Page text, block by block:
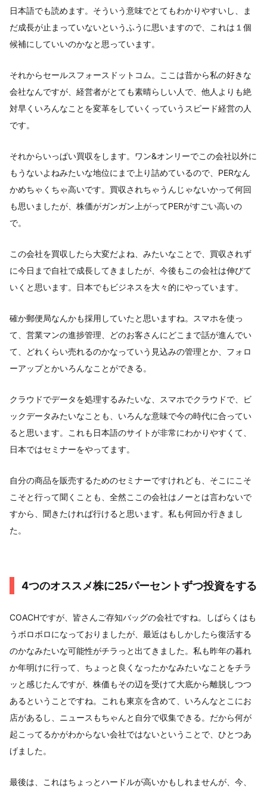
日本語でも読めます。そういう意味でとてもわかりやすいし、ま
だ成長が止まっていないというふうに思いますので、これは１個
候補にしていいのかなと思っています。
それからセールスフォースドットコム。ここは昔から私の好きな
会社なんですが、経営者がとても素晴らしい人で、他人よりも絶
対早くいろんなことを変革をしていくっていうスピード経営の人
です。
それからいっぱい買収をします。ワン&オンリーでこの会社以外に
もうないよねみたいな地位にまで上り詰めているので、PERなん
かめちゃくちゃ高いです。買収されちゃうんじゃないかって何回
も思いましたが、株価がガンガン上がってPERがすごい高いの
で。
この会社を買収したら大変だよね、みたいなことで、買収されず
に今日まで自社で成長してきましたが、今後もこの会社は伸びて
いくと思います。日本でもビジネスを大々的にやっています。
確か郵便局なんかも採用していたと思いますね。スマホを使っ
て、営業マンの進捗管理、どのお客さんにどこまで話が進んでい
て、どれくらい売れるのかなっていう見込みの管理とか、フォロ
ーアップとかいろんなことができる。
クラウドでデータを処理するみたいな、スマホでクラウドで、ビ
ックデータみたいなことも、いろんな意味で今の時代に合ってい
ると思います。これも日本語のサイトが非常にわかりやすくて、
日本ではセミナーをやってます。
自分の商品を販売するためのセミナーですけれども、そこにこそ
こそと行って聞くことも、全然ここの会社はノーとは言わないで
すから、聞きたければ行けると思います。私も何回か行きまし
た。
4つのオススメ株に25パーセントずつ投資をする
COACHですが、皆さんご存知バッグの会社ですね。しばらくはも
うボロボロになっておりましたが、最近はもしかしたら復活する
のかなみたいな可能性がチラっと出てきました。私も昨年の暮れ
か年明けに行って、ちょっと良くなったかなみたいなことをチラ
ッと感じたんですが、株価もその辺を受けて大底から離脱しつつ
あるということですね。これも東京を含めて、いろんなとこにお
店があるし、ニュースもちゃんと自分で収集できる。だから何が
起こってるかがわからない会社ではないということで、ひとつあ
げました。
最後は、これはちょっとハードルが高いかもしれませんが、今、